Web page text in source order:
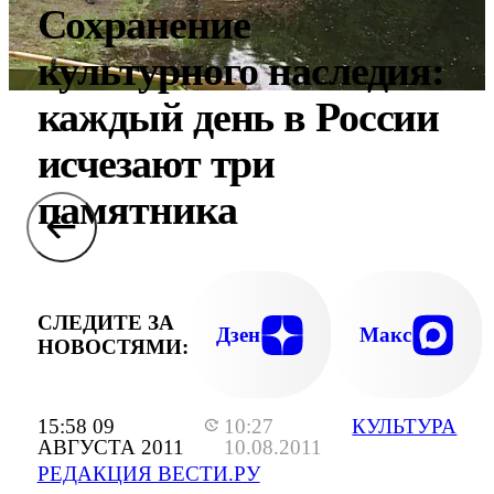
15:58 09
АВГУСТА 2011
10:27
10.08.2011
РЕДАКЦИЯ ВЕСТИ.РУ
КУЛЬТУРА
Сохранение
культурного наследия:
каждый день в России
исчезают три
памятника
СЛЕДИТЕ ЗА
НОВОСТЯМИ:
Дзен Макс